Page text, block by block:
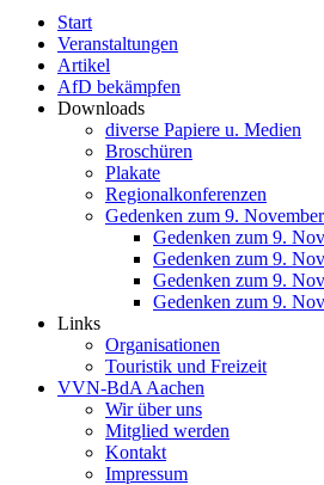
Start
Veranstaltungen
Artikel
AfD bekämpfen
Downloads
diverse Papiere u. Medien
Broschüren
Plakate
Regionalkonferenzen
Gedenken zum 9. November
Gedenken zum 9.
Gedenken zum 9.
Gedenken zum 9.
Gedenken zum 9.
Links
Organisationen
Touristik und Freizeit
VVN-BdA Aachen
Wir über uns
Mitglied werden
Kontakt
Impressum